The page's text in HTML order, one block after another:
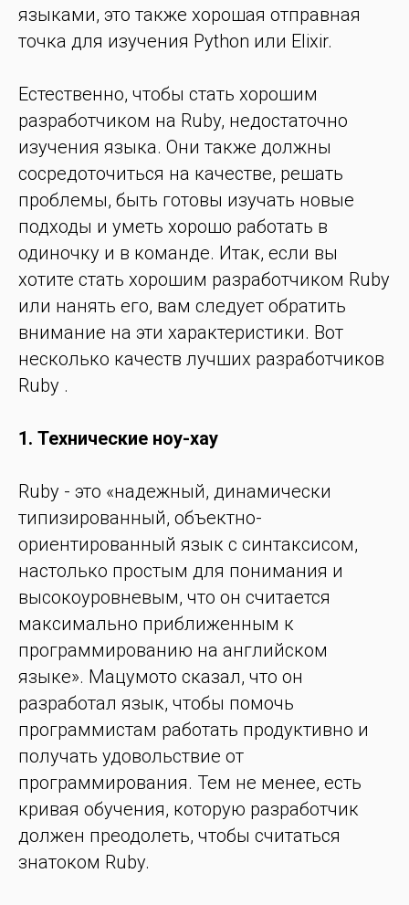
языками, это также хорошая отправная
точка для изучения Python или Elixir.
Естественно, чтобы стать хорошим
разработчиком на Ruby, недостаточно
изучения языка. Они также должны
сосредоточиться на качестве, решать
проблемы, быть готовы изучать новые
подходы и уметь хорошо работать в
одиночку и в команде. Итак, если вы
хотите стать хорошим разработчиком Ruby
или нанять его, вам следует обратить
внимание на эти характеристики. Вот
несколько качеств лучших разработчиков
Ruby .
1. Технические ноу-хау
Ruby - это «надежный, динамически
типизированный, объектно-
ориентированный язык с синтаксисом,
настолько простым для понимания и
высокоуровневым, что он считается
максимально приближенным к
программированию на английском
языке». Мацумото сказал, что он
разработал язык, чтобы помочь
программистам работать продуктивно и
получать удовольствие от
программирования. Тем не менее, есть
кривая обучения, которую разработчик
должен преодолеть, чтобы считаться
знатоком Ruby.